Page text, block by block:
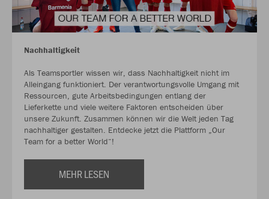
Nachhaltigkeit
Als Teamsportler wissen wir, dass Nachhaltigkeit nicht im
Alleingang funktioniert. Der verantwortungsvolle Umgang mit
Ressourcen, gute Arbeitsbedingungen entlang der
Lieferkette und viele weitere Faktoren entscheiden über
unsere Zukunft. Zusammen können wir die Welt jeden Tag
nachhaltiger gestalten. Entdecke jetzt die Plattform „Our
Team for a better World“!
MEHR LESEN